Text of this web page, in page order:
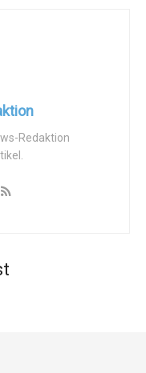
Calvin Zastrow,
Vaughn. Ihnen
und Geldstrafen
eine ehemalige
kooperiert, indem
aus
die den Zugang
Crampton, Senior
der Umsetzung des
Redaktion